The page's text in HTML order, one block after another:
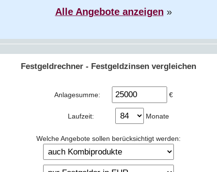
Alle Angebote anzeigen »
Festgeldrechner - Festgeldzinsen vergleichen
Anlagesumme: €
Laufzeit: Monate
Welche Angebote sollen berücksichtigt werden: